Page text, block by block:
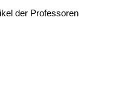
der Professoren